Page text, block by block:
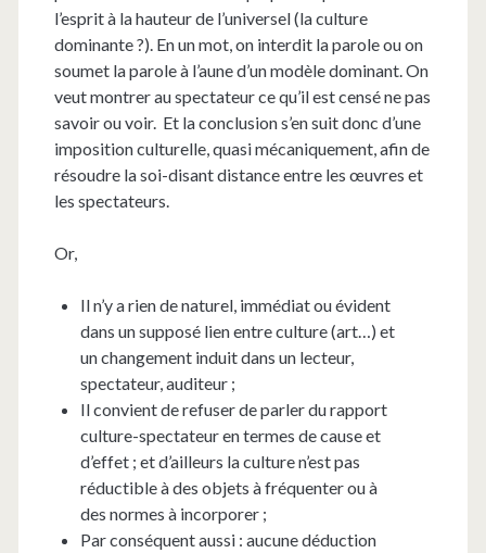
l’esprit à la hauteur de l’universel (la culture
dominante ?). En un mot, on interdit la parole ou on
soumet la parole à l’aune d’un modèle dominant. On
veut montrer au spectateur ce qu’il est censé ne pas
savoir ou voir. Et la conclusion s’en suit donc d’une
imposition culturelle, quasi mécaniquement, afin de
résoudre la soi-disant distance entre les œuvres et
les spectateurs.
Or,
Il n’y a rien de naturel, immédiat ou évident
dans un supposé lien entre culture (art…) et
un changement induit dans un lecteur,
spectateur, auditeur ;
Il convient de refuser de parler du rapport
culture-spectateur en termes de cause et
d’effet ; et d’ailleurs la culture n’est pas
réductible à des objets à fréquenter ou à
des normes à incorporer ;
Par conséquent aussi : aucune déduction